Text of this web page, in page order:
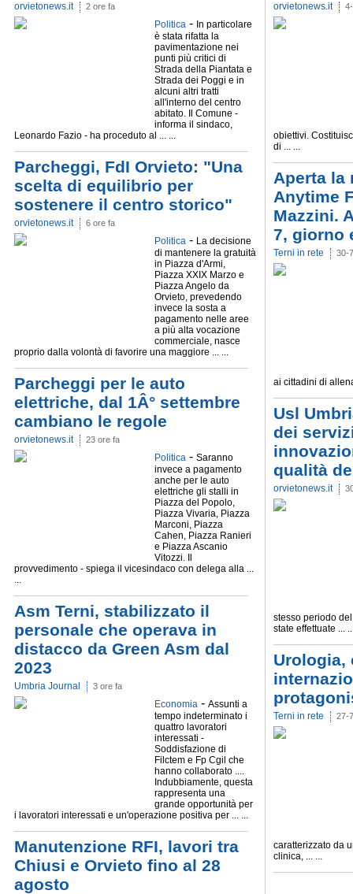
orvietonews.it 2 ore fa
Politica - In particolare
è stata rifatta la
pavimentazione nei
punti più critici di
Strada della Piantata e
Strada dei Poggi e in
alcuni altri tratti
all'interno del centro
abitato. Il Comune -
informa il sindaco,
Leonardo Fazio - ha proceduto al ... ...
Parcheggi, FdI Orvieto: "Una
scelta di equilibrio per
sostenere il centro storico"
orvietonews.it 6 ore fa
Politica - La decisione
di mantenere la gratuità
in Piazza d'Armi,
Piazza XXIX Marzo e
Piazza Angelo da
Orvieto, prevedendo
invece la sosta a
pagamento nelle aree
a più alta vocazione
commerciale, nasce
proprio dalla volontà di favorire una maggiore ... ...
Parcheggi per le auto
elettriche, dal 1Â° settembre
cambiano le regole
orvietonews.it 23 ore fa
Politica - Saranno
invece a pagamento
anche per le auto
elettriche gli stalli in
Piazza del Popolo,
Piazza Vivaria, Piazza
Marconi, Piazza
Cahen, Piazza Ranieri
e Piazza Ascanio
Vitozzi. Il
provvedimento - spiega il vicesindaco con delega alla ...
...
Asm Terni, stabilizzato il
personale che operava in
distacco da Green Asm dal
2023
Umbria Journal 3 ore fa
Economia - Assunti a
tempo indeterminato i
quattro lavoratori
interessati -
Soddisfazione di
Filctem e Fp Cgil che
hanno collaborato ....
Indubbiamente, questa
rappresenta una
grande opportunità per
i lavoratori interessati e un'operazione positiva per ... ...
Manutenzione RFI, lavori tra
Chiusi e Orvieto fino al 28
agosto
orvietonews.it
obiettivi.
di ... ...
Aperta la
Anytime
Mazzini.
7, giorno
Terni in rete 30-
ai cittadini di
Usl
dei
qualità
orvietonews.it
stesso periodo
state effettuate ...
Urologia,
Terni in rete 27-
caratterizzato da
clinica, ... ...